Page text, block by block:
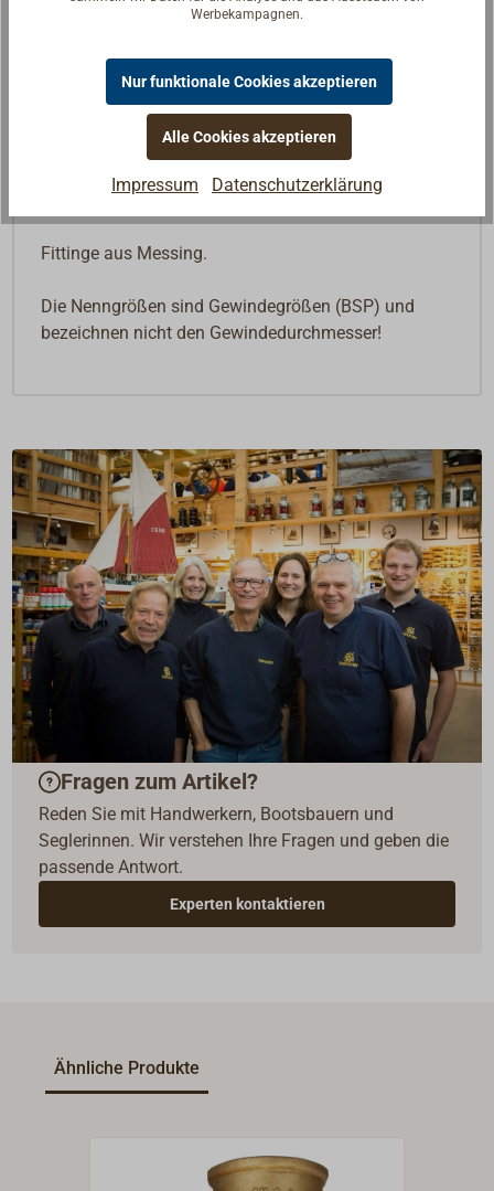
Merken
Beschreibung
Fittinge aus Messing.
Die Nenngrößen sind Gewindegrößen (BSP) und
bezeichnen nicht den Gewindedurchmesser!
Fragen zum Artikel?
Reden Sie mit Handwerkern, Bootsbauern und
Seglerinnen. Wir verstehen Ihre Fragen und geben die
passende Antwort.
Experten kontaktieren
Ähnliche Produkte
Werbekampagnen.
Nur funktionale Cookies akzeptieren
Alle Cookies akzeptieren
Impressum Datenschutzerklärung